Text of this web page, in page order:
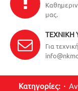
μας.
ΤΕΧΝΙΚΉ
Για
Κατηγορίες: